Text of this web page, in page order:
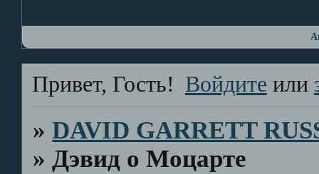
Привет, Гость! Войдите или
»DAVID GARRETT
»Дэвид о Моцарте